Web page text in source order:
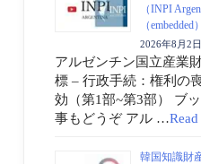
（INPI
（embedded）
2026年8月2日
アルゼンチン国立産業
標 – 行政手続：権利の
効（第1部~第3部） ブ
事もどうぞ アル …
韓国知識財